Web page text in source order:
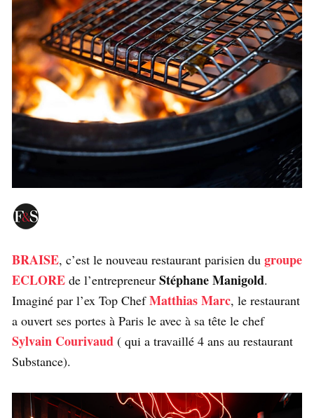
BRAISE, c’est le nouveau restaurant parisien du groupe
ECLORE de l’entrepreneur Stéphane Manigold.
Imaginé par l’ex Top ChefMatthias Marc, le restaurant
a ouvert ses portes à Paris le avec à sa tête le chef
Sylvain Courivaud ( qui a travaillé 4 ans au restaurant
Substance).